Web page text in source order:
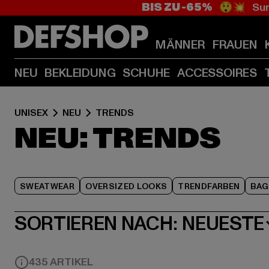
BIS ZU -65% 😲💥
MÄNNER FRAUEN
NEU BEKLEIDUNG SCHUHE ACCESSOIRES
UNISEX NEU TRENDS
NEU: TRENDS
SWEATWEAR OVERSIZED LOOKS TRENDFARBEN
SORTIEREN NACH: NEUESTE
435 ARTIKEL